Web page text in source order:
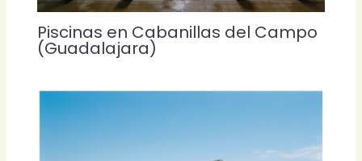
Piscinas en Cabanillas del Campo
(Guadalajara)